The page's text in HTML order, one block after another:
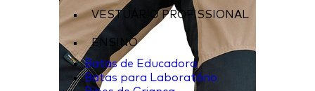
VESTUÁRIO PROFISSIONAL
ENSINO
Batas de Educadora
Batas para Laboratório